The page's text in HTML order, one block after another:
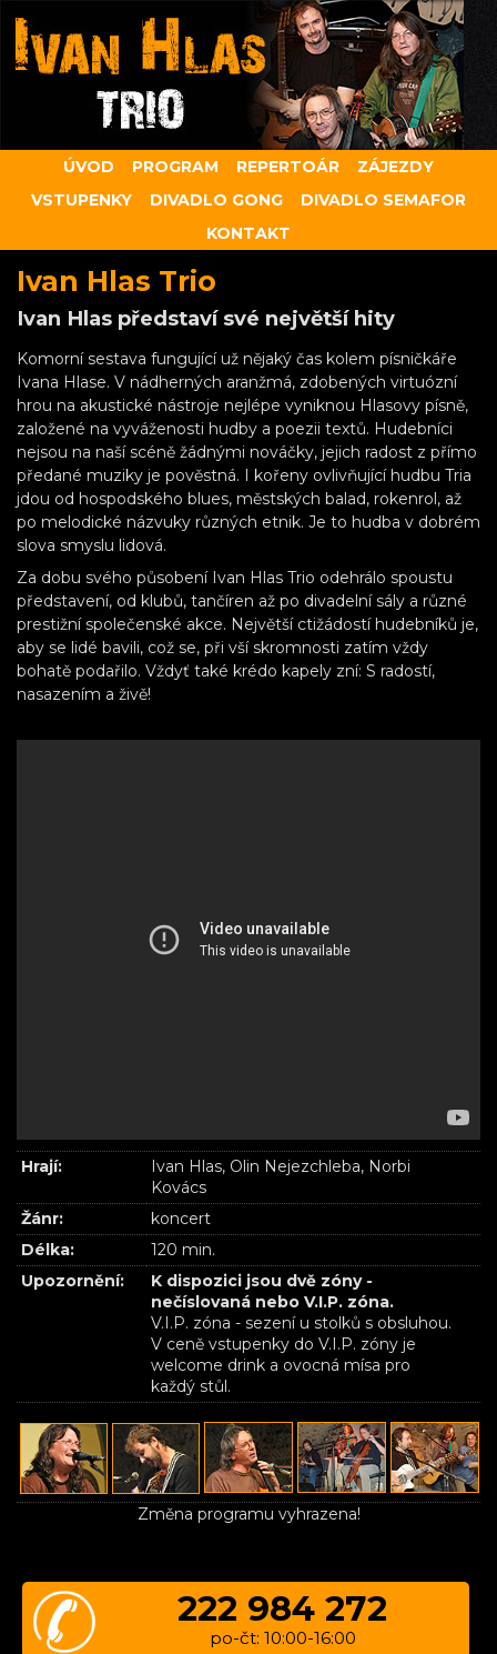
ÚVOD PROGRAM REPERTOÁR
ZÁJEZDY
VSTUPENKY
DIVADLO GONG
DIVADLO SEMAFOR
KONTAKT
Ivan Hlas Trio
Ivan Hlas představí své největší hity
Komorní sestava fungující už nějaký čas kolem písničkáře
Ivana Hlase. V nádherných aranžmá, zdobených virtuózní
hrou na akustické nástroje nejlépe vyniknou Hlasovy písně,
založené na vyváženosti hudby a poezii textů. Hudebníci
nejsou na naší scéně žádnými nováčky, jejich radost z přímo
předané muziky je pověstná. I kořeny ovlivňující hudbu Tria
jdou od hospodského blues, městských balad, rokenrol, až
po melodické názvuky různých etnik. Je to hudba v dobrém
slova smyslu lidová.
Za dobu svého působení Ivan Hlas Trio odehrálo spoustu
představení, od klubů, tančíren až po divadelní sály a různé
prestižní společenské akce. Největší ctižádostí hudebníků je,
aby se lidé bavili, což se, při vší skromnosti zatím vždy
bohatě podařilo. Vždyť také krédo kapely zní: S radostí,
nasazením a živě!
Hrají:
Ivan Hlas, Olin Nejezchleba, Norbi
Kovács
Žánr:
koncert
Délka:
120 min.
Upozornění:
K dispozici jsou dvě zóny -
nečíslovaná nebo V.I.P. zóna.
V.I.P. zóna - sezení u stolků s obsluhou.
V ceně vstupenky do V.I.P. zóny je
welcome drink a ovocná mísa pro
každý stůl.
Změna programu vyhrazena!
222 984 272
po-čt: 10:00-16:00